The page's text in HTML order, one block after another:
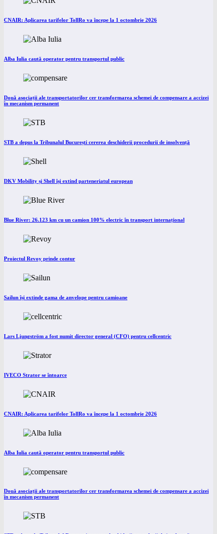
CNAIR: Aplicarea tarifelor TollRo va începe la 1 octombrie 2026
Alba Iulia caută operator pentru transportul public
Două asociații ale transportatorilor cer transformarea schemei de compensare a accizei
în mecanism permanent
STB a depus la Tribunalul București cererea deschiderii procedurii de insolvență
DKV Mobility și Shell își extind parteneriatul european
Blue River: 26.123 km cu un camion 100% electric în transport internațional
Proiectul Revoy prinde contur
Sailun își extinde gama de anvelope pentru camioane
Lars Ljungström a fost numit director general (CFO) pentru cellcentric
IVECO Strator se întoarce
CNAIR: Aplicarea tarifelor TollRo va începe la 1 octombrie 2026
Alba Iulia caută operator pentru transportul public
Două asociații ale transportatorilor cer transformarea schemei de compensare a accizei
în mecanism permanent